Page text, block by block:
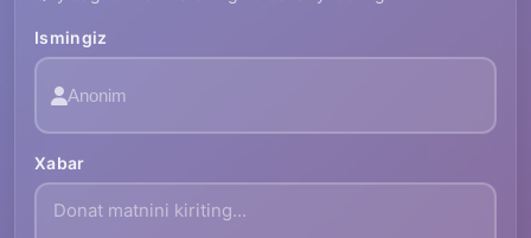
Ismingiz
Xabar